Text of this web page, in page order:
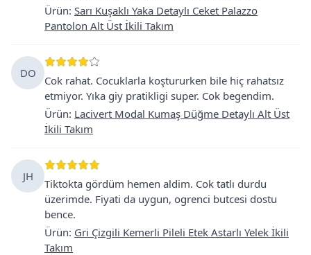
Ürün: Sarı Kuşaklı Yaka Detaylı Ceket Palazzo
Pantolon Alt Üst İkili Takım
DO
Cok rahat. Cocuklarla koştururken bile hiç rahatsız
etmiyor. Yıka giy pratikligi super. Cok begendim.
Ürün: Lacivert Modal Kumaş Düğme Detaylı Alt Üst
İkili Takım
JH
Tiktokta gördüm hemen aldim. Cok tatlı durdu
üzerimde. Fiyati da uygun, ogrenci butcesi dostu
bence.
Ürün: Gri Çizgili Kemerli Pileli Etek Astarlı Yelek İkili
Takım